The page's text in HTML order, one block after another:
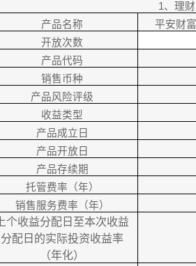
1 、理
产品名称
平安财
开放次数
产品代码
销售币种
产品风险评级
收益类型
产品成立日
产品开放日
产品存续期
托管费率（年）
销售服务费率（年）
上个收益分配日至本次收益
分配日的实际投资收益率
（年化）